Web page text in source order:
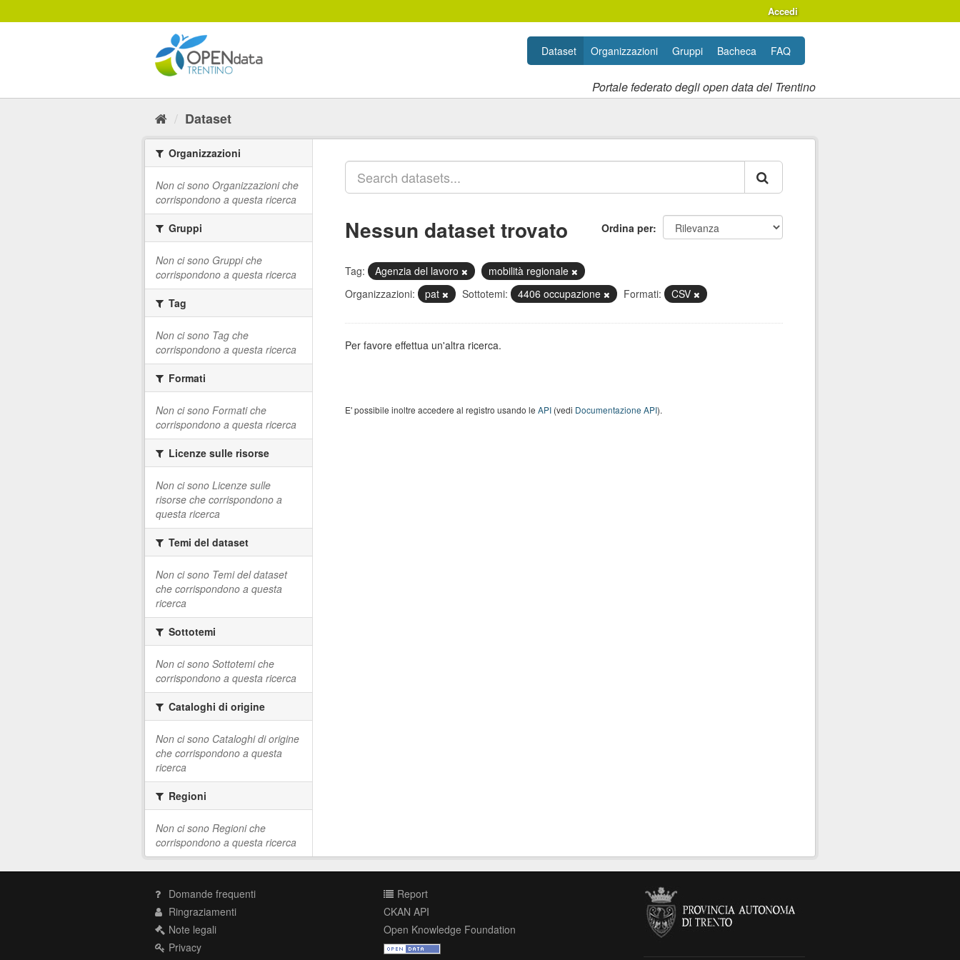
al
Accedi
Portale federato degli open data del Trentino
Dataset Organizzazioni Gruppi Bacheca FAQ
Dataset
Organizzazioni
Non ci sono Organizzazioni che
corrispondono a questa ricerca
Gruppi
Non ci sono Gruppi che
corrispondono a questa ricerca
Tag
Non ci sono Tag che
corrispondono a questa ricerca
Formati
Non ci sono Formati che
corrispondono a questa ricerca
Licenze sulle risorse
Non ci sono Licenze sulle
risorse che corrispondono a
questa ricerca
Temi del dataset
Non ci sono Temi del dataset
che corrispondono a questa
ricerca
Sottotemi
Non ci sono Sottotemi che
corrispondono a questa ricerca
Cataloghi di origine
Non ci sono Cataloghi di origine
che corrispondono a questa
ricerca
Regioni
Non ci sono Regioni che
corrispondono a questa ricerca
Ordina per
Nessun dataset trovato
Tag: Agenzia del lavoro
mobilità regionale
Organizzazioni:
pat Sottotemi: 4406 occupazione Formati: CSV
Per favore effettua un'altra ricerca.
E' possibile inoltre accedere al registro usando le API(vedi Documentazione API).
Domande frequenti
Ringraziamenti
Note legali
Privacy
Report
CKAN API
Open Knowledge Foundation